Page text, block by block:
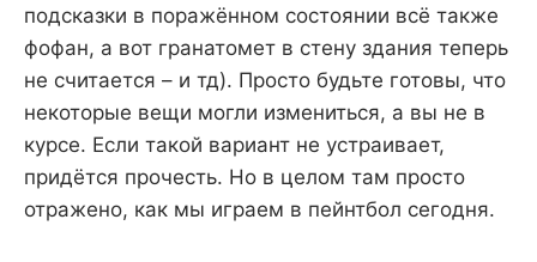
подсказки в поражённом состоянии всё также
фофан, а вот гранатомет в стену здания теперь
не считается – и тд). Просто будьте готовы, что
некоторые вещи могли измениться, а вы не в
курсе. Если такой вариант не устраивает,
придётся прочесть. Но в целом там просто
отражено, как мы играем в пейнтбол сегодня.